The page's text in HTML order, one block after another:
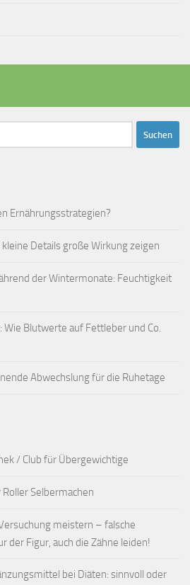
Ernährungsstrategien?
Details große Wirkung zeigen
der Wintermonate: Feuchtigkeit
Wie Blutwerte auf Fettleber und Co.
Abwechslung für die Ruhetage
/ Club für Übergewichtige
Selbermachen
meistern – falsche
der Figur, auch die Zähne leiden!
bei Diäten: sinnvoll oder